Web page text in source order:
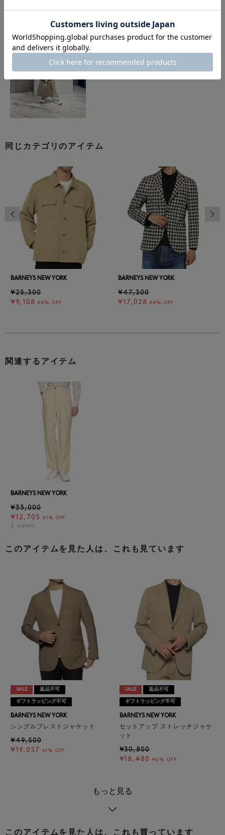
同じカテゴリのアイテム
BARNEYS NEW YORK
¥25,300
¥9,108
64% OFF
BARNEYS NEW YORK
¥47,300
¥17,028
64% OFF
前の画像
関連するアイテム
BARNEYS NEW YORK
¥33,000
¥12,705
61% OFF
2 colors
このアイテムを見た人は、これも見ています
SALE 返品不可
ギフトラッピング不可
BARNEYS NEW YORK
シングルブレストジャケット
¥49,500
¥19,057
61% OFF
SALE 返品不可
ギフトラッピング不可
BARNEYS NEW YORK
セットアップ ストレッチジャケ
ット
¥30,800
¥18,480 40% OFF
もっと見る
このアイテムを見た人は、これも買っています